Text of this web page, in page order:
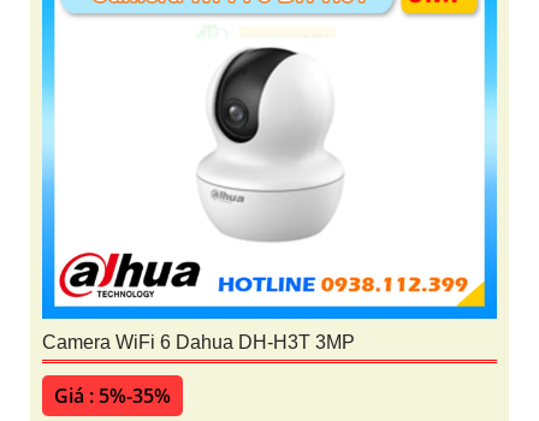
Camera WiFi 6 Dahua DH-H3T 3MP
Giá : 5%-35%